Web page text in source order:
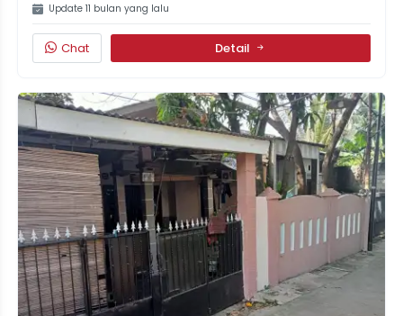
Update 11 bulan yang lalu
Chat Detail